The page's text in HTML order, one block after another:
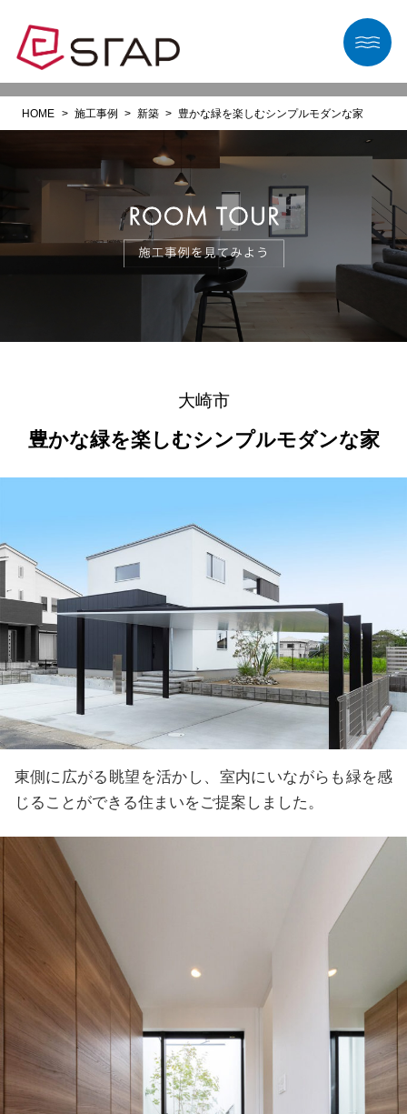
HOME 施工事例 新築 豊かな緑を楽しむシンプルモダンな家
大崎市
豊かな緑を楽しむシンプルモダンな家
東側に広がる眺望を活かし、室内にいながらも緑を感
じることができる住まいをご提案しました。